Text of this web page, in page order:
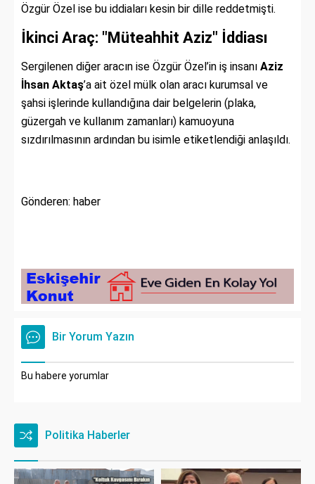
Özgür Özel ise bu iddiaları kesin bir dille reddetmişti.
İkinci Araç: "Müteahhit Aziz" İddiası
Sergilenen diğer aracın ise Özgür Özel’in iş insanı Aziz
İhsan Aktaş’a ait özel mülk olan aracı kurumsal ve
şahsi işlerinde kullandığına dair belgelerin (plaka,
güzergah ve kullanım zamanları) kamuoyuna
sızdırılmasının ardından bu isimle etiketlendiği anlaşıldı.
Gönderen: haber
Bir Yorum Yazın
Bu habere yorumlar
Politika Haberler